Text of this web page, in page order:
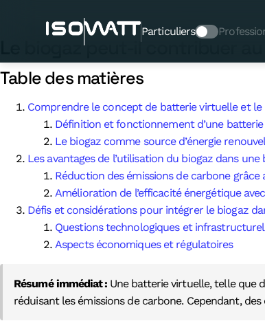
Particuliers
Le biogaz peut-il
Le biogaz peut-il contribuer
Table des matières
Comprendre le concept de batterie virtuelle et
Définition et fonctionnement d’une
Le biogaz comme source d’énergie
Les avantages de l’utilisation du biogaz dans
Réduction des émissions de carbone grâce
Amélioration de l’efficacité énergétique
Défis et considérations pour intégrer le biogaz
Questions technologiques et
Aspects économiques et régulatoires
Résumé immédiat : Une batterie virtuelle, telle que
réduisant les émissions de carbone. Cependant,